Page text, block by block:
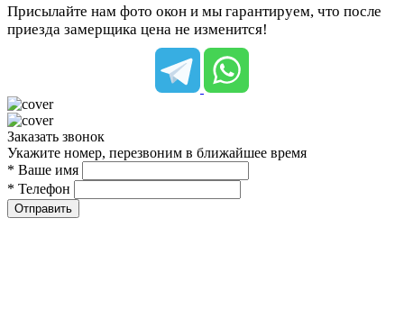
Присылайте нам фото окон и мы гарантируем, что после
приезда замерщика цена не изменится!
Заказать звонок
Укажите номер, перезвоним в ближайшее время
* Ваше имя
* Телефон
Отправить